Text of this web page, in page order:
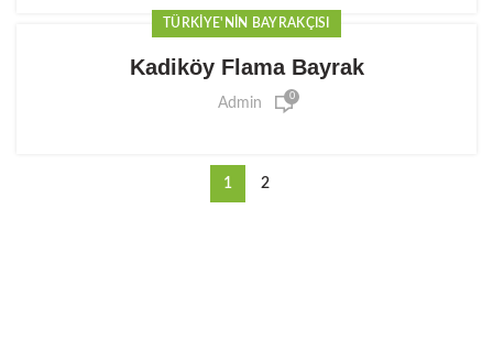
TÜRKIYE'NIN BAYRAKÇISI
Kadiköy Flama Bayrak
Admin 0
1 2